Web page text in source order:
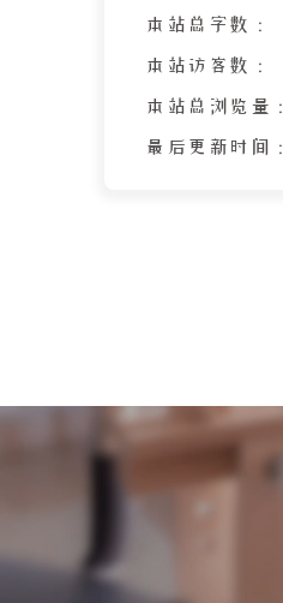
本站总字数 :
本站访客数 :
本站总浏览量 :
最后更新时间 :